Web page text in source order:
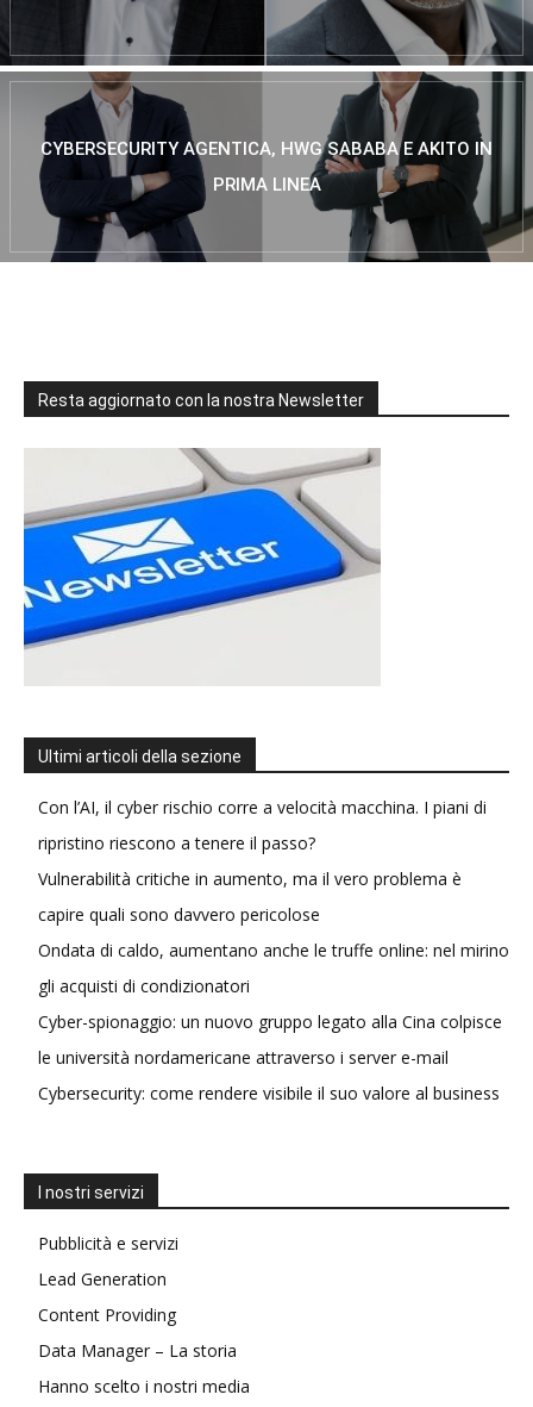
CYBERSECURITY AGENTICA, HWG SABABA E AKITO IN
PRIMA LINEA
Resta aggiornato con la nostra Newsletter
Ultimi articoli della sezione
Con l’AI, il cyber rischio corre a velocità macchina. I piani di
ripristino riescono a tenere il passo?
Vulnerabilità critiche in aumento, ma il vero problema è
capire quali sono davvero pericolose
Ondata di caldo, aumentano anche le truffe online: nel mirino
gli acquisti di condizionatori
Cyber-spionaggio: un nuovo gruppo legato alla Cina colpisce
le università nordamericane attraverso i server e-mail
Cybersecurity: come rendere visibile il suo valore al business
I nostri servizi
Pubblicità e servizi
Lead Generation
Content Providing
Data Manager – La storia
Hanno scelto i nostri media